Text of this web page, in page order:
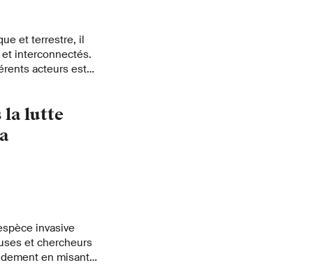
et terrestre, il
interconnectés.
acteurs est
la lutte
invasive
et chercheurs
en misant